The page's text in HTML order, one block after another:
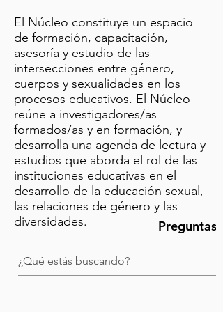
El Núcleo constituye un espacio
de formación, capacitación,
asesoría y estudio de las
intersecciones entre género,
cuerpos y sexualidades en los
procesos educativos. El Núcleo
reúne a investigadores/as
formados/as y en formación, y
desarrolla una agenda de lectura y
estudios que aborda el rol de las
instituciones educativas en el
desarrollo de la educación sexual,
las relaciones de género y las
diversidades.
Preguntas